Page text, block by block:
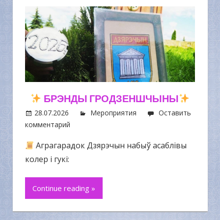
БРЭНДЫ ГРОДЗЕНШЧЫНЫ
28.07.2026 Мероприятия
Оставить
комментарий
Аграгарадок Дзярэчын набыў асаблівы
колер і гукі:
Continue reading »